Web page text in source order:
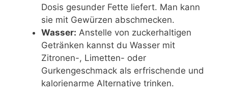
Dosis gesunder Fette liefert. Man kann
sie mit Gewürzen abschmecken.
Wasser: Anstelle von zuckerhaltigen
Getränken kannst du Wasser mit
Zitronen-, Limetten- oder
Gurkengeschmack als erfrischende und
kalorienarme Alternative trinken.